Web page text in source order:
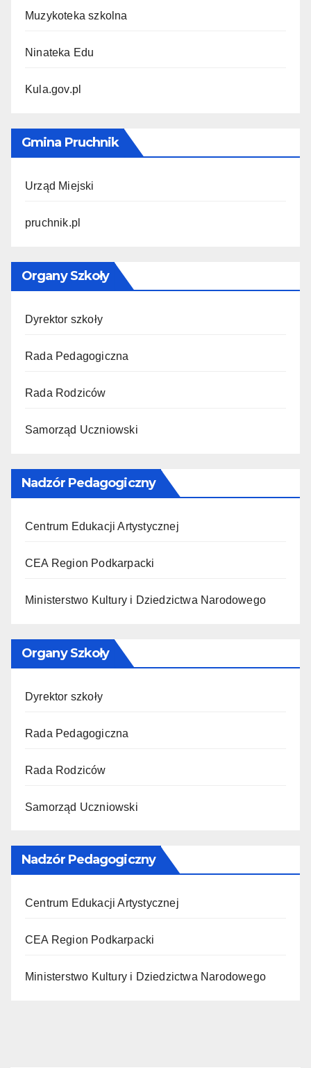
Muzykoteka szkolna
Ninateka Edu
Kula.gov.pl
Gmina Pruchnik
Urząd Miejski
pruchnik.pl
Organy Szkoły
Dyrektor szkoły
Rada Pedagogiczna
Rada Rodziców
Samorząd Uczniowski
Nadzór Pedagogiczny
Centrum Edukacji Artystycznej
CEA Region Podkarpacki
Ministerstwo Kultury i Dziedzictwa Narodowego
Organy Szkoły
Dyrektor szkoły
Rada Pedagogiczna
Rada Rodziców
Samorząd Uczniowski
Nadzór Pedagogiczny
Centrum Edukacji Artystycznej
CEA Region Podkarpacki
Ministerstwo Kultury i Dziedzictwa Narodowego